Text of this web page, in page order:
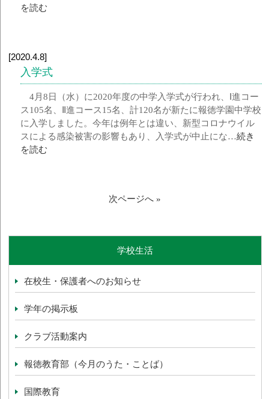
を読む
[2020.4.8]
入学式
4月8日（水）に2020年度の中学入学式が行われ、Ⅰ進コー
ス105名、Ⅱ進コース15名、計120名が新たに報徳学園中学校
に入学しました。今年は例年とは違い、新型コロナウイル
スによる感染被害の影響もあり、入学式が中止にな…続き
を読む
次ページへ »
学校生活
在校生・保護者へのお知らせ
学年の掲示板
クラブ活動案内
報徳教育部（今月のうた・ことば）
国際教育